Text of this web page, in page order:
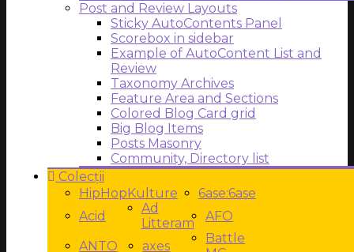
Post and Review Layouts
Sticky AutoContents Panel
Scorebox in sidebar
Example of AutoContent List and
Review
Taxonomy Archives
Feature Area and Sections
Colored Blog Card grid
Big Blog Items
Posts Masonry
Community, Directory list
Colecții
HipHopKulture
6ase:6ase
Acid
Ad
Litteram
AFO
ANTO
axes
Battle